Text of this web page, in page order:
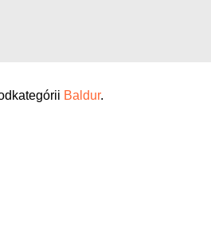
Baldur.